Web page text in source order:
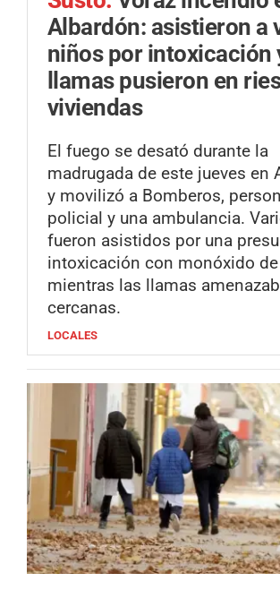
Albardón: asistieron a
niños por intoxicación
llamas pusieron en
viviendas
El fuego se desató durante la
madrugada de este jueves en
y movilizó a Bomberos,
policial y una ambulancia.
fueron asistidos por una
intoxicación con monóxido
mientras las llamas
cercanas.
LOCALES